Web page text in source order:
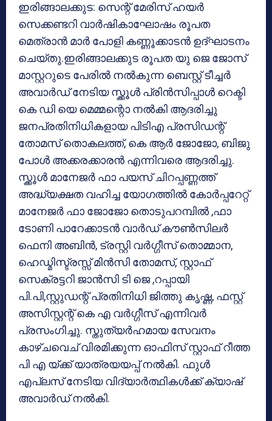
ഇരിങ്ങാലക്കുട: സെന്റ് മേരിസ് ഹയർ
സെക്കണ്ടറി വാർഷികാഘോഷം രൂപത
മെത്രാൻ മാർ പോളി കണ്ണൂക്കാടൻ ഉദ്ഘാടനം
ചെയ്തു.ഇരിങ്ങാലക്കുട രൂപത യു ജെ ജോസ്
മാസ്റ്ററുടെ പേരിൽ നൽകുന്ന ബെസ്റ്റ് ടീച്ചർ
അവാർഡ് നേടിയ സ്ക്കൂൾ പ്രിൻസിപ്പാൾ റെക്ടി
കെ ഡി യെ മെമ്മന്റൊ നൽകി ആദരിച്ചു
ജനപ്രതിനിധികളായ പിടിഎ പ്രസിഡന്റ്
തോമസ് തൊകലത്ത്, കെ ആർ ജോജോ, ബിജു
പോൾ അക്കരക്കാരൻ എന്നിവരെ ആദരിച്ചു.
സ്ക്കൂൾ മാനേജർ ഫാ പയസ് ചിറപ്പണ്ണത്ത്
അദ്ധ്യക്ഷത വഹിച്ച യോഗത്തിൽ കോർപ്പറേറ്റ്
മാനേജർ ഫാ ജോജോ തൊടുപറമ്പിൽ ,ഫാ
ടോണി പാറേക്കാടൻ വാർഡ് കൗൺസിലർ
ഫെനി അബിൻ, ട്രസ്റ്റി വർഗ്ഗീസ് തൊമ്മാന,
ഹെഡ്മിസ്ട്രസ്സ് മിൻസി തോമസ്, സ്റ്റാഫ്
സെക്രട്ടറി ജാൻസി ടി ജെ ,റപ്പായി
പി.പി,സ്റ്റുഡന്റ് പ്രതിനിധി ജിത്തു കൃഷ്ണ, ഫസ്റ്റ്
അസിസ്റ്റന്റ് കെ എ വർഗ്ഗീസ് എന്നിവർ
പ്രസംഗിച്ചു. സ്തുത്യർഹമായ സേവനം
കാഴ്ചവെച് വിരമിക്കുന്ന ഓഫിസ് സ്റ്റാഫ് റീത്ത
പി എ യ്ക്ക് യാത്രയയപ്പ് നൽകി. ഫുൾ
എപ്ലസ് നേടിയ വിദ്യാർത്ഥികൾക്ക് ക്യാഷ്
അവാർഡ് നൽകി.